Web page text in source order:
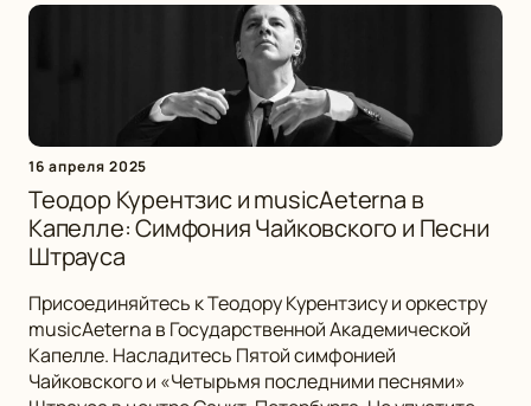
16 апреля 2025
Теодор Курентзис и musicAeterna в
Капелле: Симфония Чайковского и Песни
Штрауса
Присоединяйтесь к Теодору Курентзису и оркестру
musicAeterna в Государственной Академической
Капелле. Насладитесь Пятой симфонией
Чайковского и «Четырьмя последними песнями»